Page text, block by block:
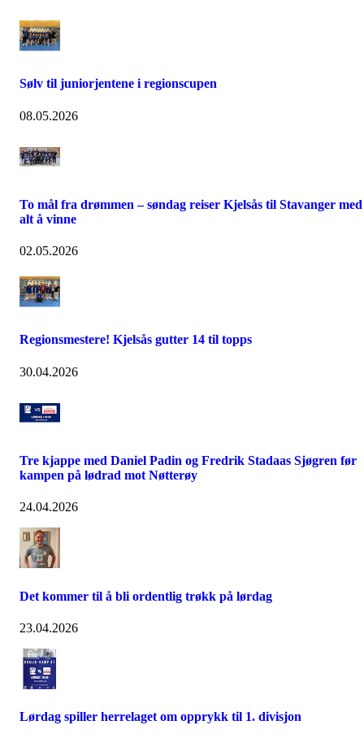
Sølv til juniorjentene i regionscupen
08.05.2026
To mål fra drømmen – søndag reiser Kjelsås til Stavanger med
alt å vinne
02.05.2026
Regionsmestere! Kjelsås gutter 14 til topps
30.04.2026
Tre kjappe med Daniel Padin og Fredrik Stadaas Sjøgren før
kampen på lødrad mot Nøtterøy
24.04.2026
Det kommer til å bli ordentlig trøkk på lørdag
23.04.2026
Lørdag spiller herrelaget om opprykk til 1. divisjon